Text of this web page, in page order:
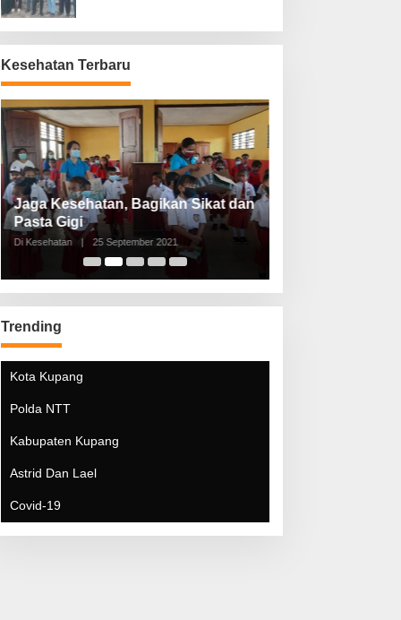
Kesehatan Terbaru
Jaga Kesehatan, Bagikan Sikat dan
Pasta Gigi
Di Kesehatan | 25 September 2021
Trending
Kota Kupang
Polda NTT
Kabupaten Kupang
Astrid Dan Lael
Covid-19